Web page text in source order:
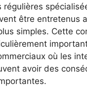
régulières
être entretenus
simples. Cette
où les
avoir des